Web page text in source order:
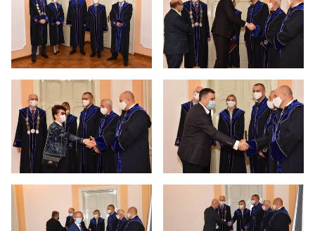
45 година рада Универзитета
44 године рада Универзитета
43 године рада Универзитета
42 године рада Универзитета
41 година рада Универзитета
40 година рада Универзитета
39 година рада Универзитета